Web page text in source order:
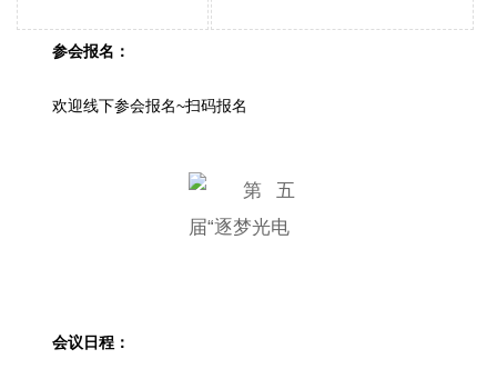
参会报名：
欢迎线下参会报名~扫码报名
会议日程：